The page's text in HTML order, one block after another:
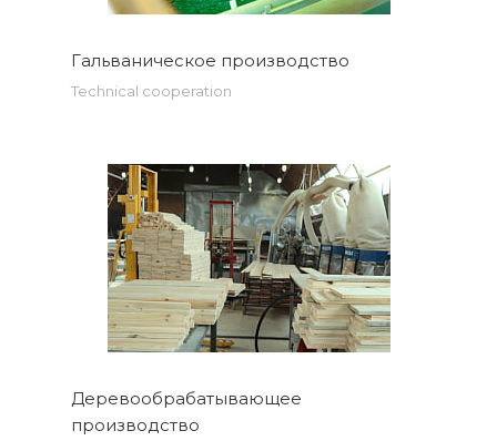
Гальваническое производство
Technical cooperation
Деревообрабатывающее
производство